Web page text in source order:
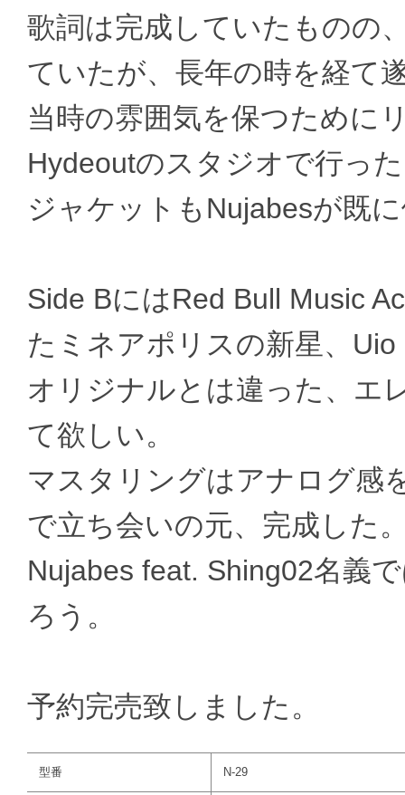
歌詞は完成していたものの
ていたが、長年の時を経て
当時の雰囲気を保つために
Hydeoutのスタジオで行っ
ジャケットもNujabesが既
Side BにはRed Bull Music
たミネアポリスの新星、
オリジナルとは違った、エ
て欲しい。
マスタリングはアナログ感
で立ち会いの元、完成した
Nujabes feat. Shing02名義
ろう。
予約完売致しました。
型番 N-29